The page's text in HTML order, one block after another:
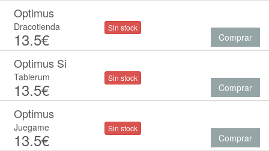
Optimus
Dracotienda
13.5€
Sin stock
Comprar
Optimus Si
Tablerum
13.5€
Sin stock
Comprar
Optimus
Juegame
13.5€
Sin stock
Comprar